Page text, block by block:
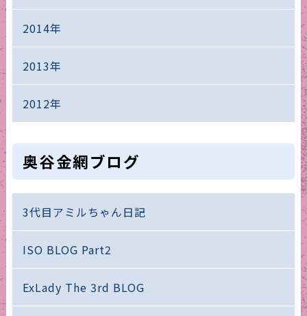
2014年
2013年
2012年
奥谷金網ブログ
3代目アミルちゃん日記
ISO BLOG Part2
ExLady The 3rd BLOG